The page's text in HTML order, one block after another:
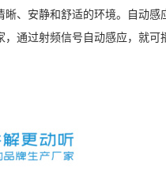
、安静和舒适的环境。
自动感
通过射频信号自动感应，就可